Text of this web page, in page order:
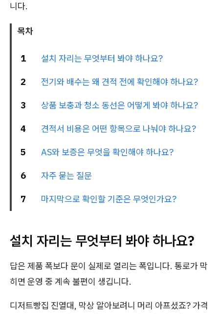
니다.
목차
1 설치 자리는 무엇부터 봐야 하나요?
2 전기와 배수는 왜 견적 전에 확인해야 하나요?
3 상품 보충과 청소 동선은 어떻게 봐야 하나요?
4 견적서 비용은 어떤 항목으로 나눠야 하나요?
5 AS와 보증은 무엇을 확인해야 하나요?
6 자주 묻는 질문
7 마지막으로 확인할 기준은 무엇인가요?
설치 자리는 무엇부터 봐야 하나요?
답은 제품 폭보다 문이 실제로 열리는 폭입니다. 통로가 막
히면 운영 중 계속 불편이 생깁니다.
디저트빵집 진열대, 막상 알아보려니 머리 아프셨죠? 가격